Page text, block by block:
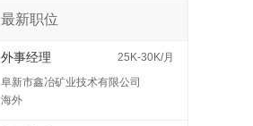
最新职位
外事经理
25K-30K/月
阜新市鑫冶矿业技术有限公司
海外